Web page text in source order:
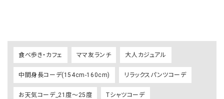
食べ歩き・カフェ ママ友ランチ 大人カジュアル
中間身長コーデ(154cm-160cm) リラックスパンツコーデ
お天気コーデ_21度～25度 Tシャツコーデ